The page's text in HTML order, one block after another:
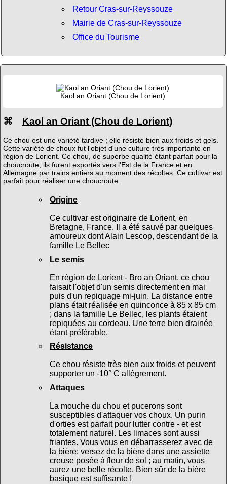
Retour Cras-sur-Reyssouze
Mairie de Cras-sur-Reyssouze
Office du Tourisme
Kaol an Oriant (Chou de Lorient)
⌘ Kaol an Oriant (Chou de Lorient)
Ce chou est une variété tardive ; elle résiste bien aux froids et gels.
Cette variété de choux fut l'objet d'une culture très importante en
région de Lorient. Ce chou, de superbe qualité étant parfait pour la
choucroute, ils furent exportés vers l'Est de la France et en
Allemagne par trains entiers au moment des récoltes. Ce cultivar est
parfait pour réaliser une choucroute.
Origine
Ce cultivar est originaire de Lorient, en
Bretagne, France. Il a été sauvé par quelques
amoureux dont Alain Lescop, descendant de la
famille Le Bellec
Le semis
En région de Lorient - Bro an Oriant, ce chou
faisait l'objet d'un semis directement en mai
puis d'un repiquage mi-juin. La distance entre
plans était réalisée en quinconce à 85 x 85 cm
; dans la famille Le Bellec, les plants étaient
repiquées au cordeau. Une terre bien drainée
étant préférable.
Résistance
Ce chou résiste très bien aux froids et peuvent
supporter un -10° C allègrement.
Attaques
La mouche du chou et pucerons sont
susceptibles d'attaquer vos choux. Un purin
d'orties est parfait pour lutter contre - et est
totalement naturel. Les limaces sont aussi
friantes. Vous vous en débarrasserez avec de
la bière: versez de la bière dans une assiette
creuse posée à fleur de sol ; au matin, vous
aurez une belle récolte. Bien sûr de la bière
basique est suffisante !